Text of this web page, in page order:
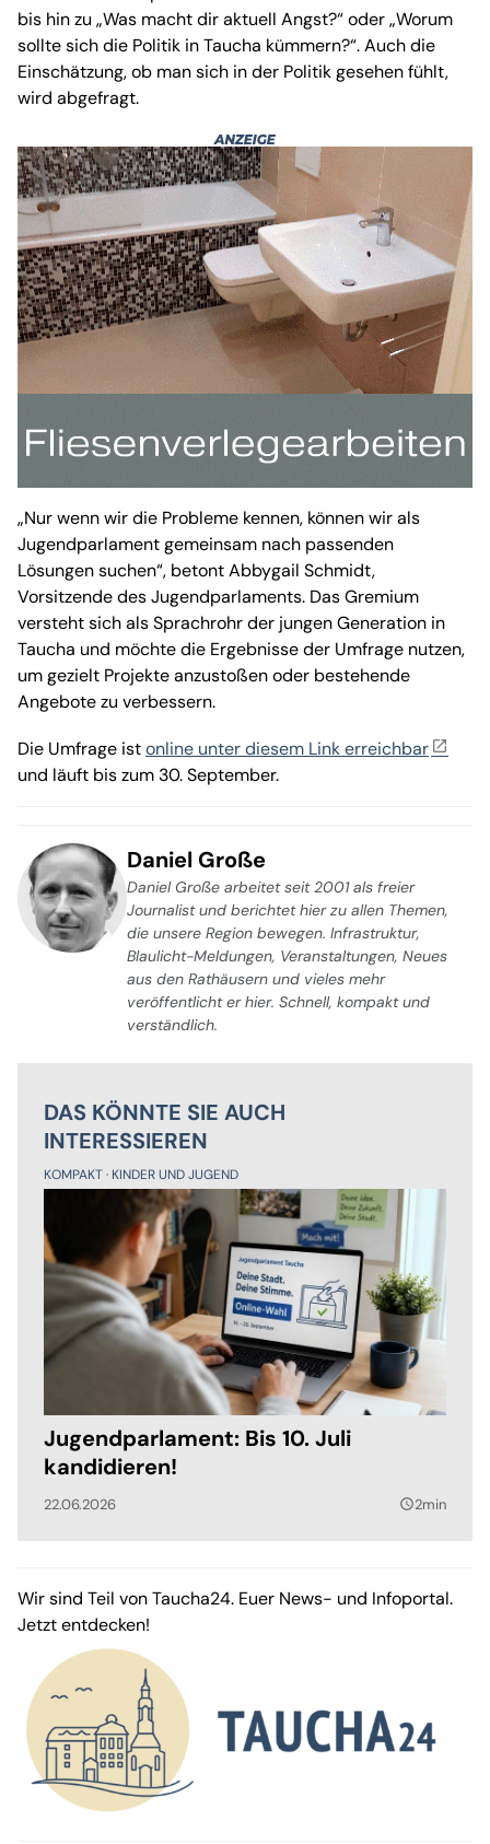
bis hin zu „Was macht dir aktuell Angst?“ oder „Worum
sollte sich die Politik in Taucha kümmern?“. Auch die
Einschätzung, ob man sich in der Politik gesehen fühlt,
wird abgefragt.
„Nur wenn wir die Probleme kennen, können wir als
Jugendparlament gemeinsam nach passenden
Lösungen suchen“, betont Abbygail Schmidt,
Vorsitzende des Jugendparlaments. Das Gremium
versteht sich als Sprachrohr der jungen Generation in
Taucha und möchte die Ergebnisse der Umfrage nutzen,
um gezielt Projekte anzustoßen oder bestehende
Angebote zu verbessern.
Die Umfrage istonline unter diesem Link erreichbar
und läuft bis zum 30. September.
Daniel Große
Daniel Große arbeitet seit 2001 als freier
Journalist und berichtet hier zu allen Themen,
die unsere Region bewegen. Infrastruktur,
Blaulicht-Meldungen, Veranstaltungen, Neues
aus den Rathäusern und vieles mehr
veröffentlicht er hier. Schnell, kompakt und
verständlich.
DAS KÖNNTE SIE AUCH
INTERESSIEREN
KOMPAKT KINDER UND JUGEND
Jugendparlament: Bis 10. Juli
kandidieren!
22.06.2026 query_builder2min
Wir sind Teil von Taucha24. Euer News- und Infoportal.
Jetzt entdecken!